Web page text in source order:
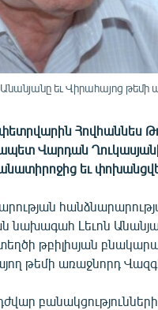
եւ Վիրահայոց
Հովհաննես
Վարդան
եւ
նախագահ Լեւոն
թբիլիսյան
թեմի առաջնորդ